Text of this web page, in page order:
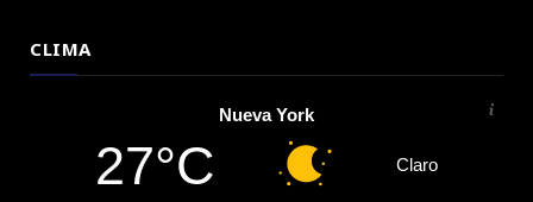
CLIMA
Nueva York
27°C Claro